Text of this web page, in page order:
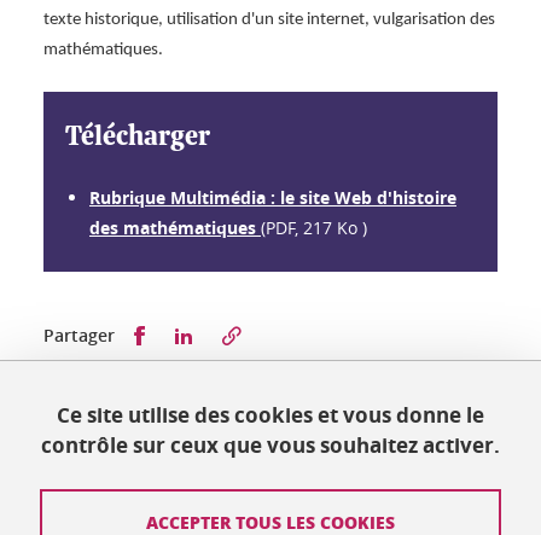
texte historique, utilisation d'un site internet, vulgarisation des
mathématiques.
Télécharger
Rubrique Multimédia : le site Web d'histoire
des mathématiques (PDF, 217 Ko )
Partager Partager sur Facebook
Partager sur LinkedIn
Publié le 10 mars 2023
Mis à jour le 17 mai 2023
Ce site utilise des cookies et vous donne le
contrôle sur ceux que vous souhaitez activer.
ACCEPTER TOUS LES COOKIES